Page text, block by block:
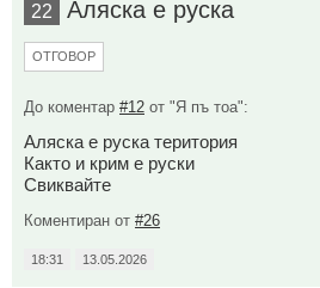
22 Аляска е руска
ОТГОВОР
До коментар #12 от "Я пъ тоа":
Аляска е руска територия
Както и крим е руски
Свиквайте
Коментиран от #26
18:31 13.05.2026